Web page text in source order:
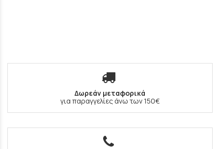
Δωρεάν μεταφορικά
για παραγγελίες άνω των 150€